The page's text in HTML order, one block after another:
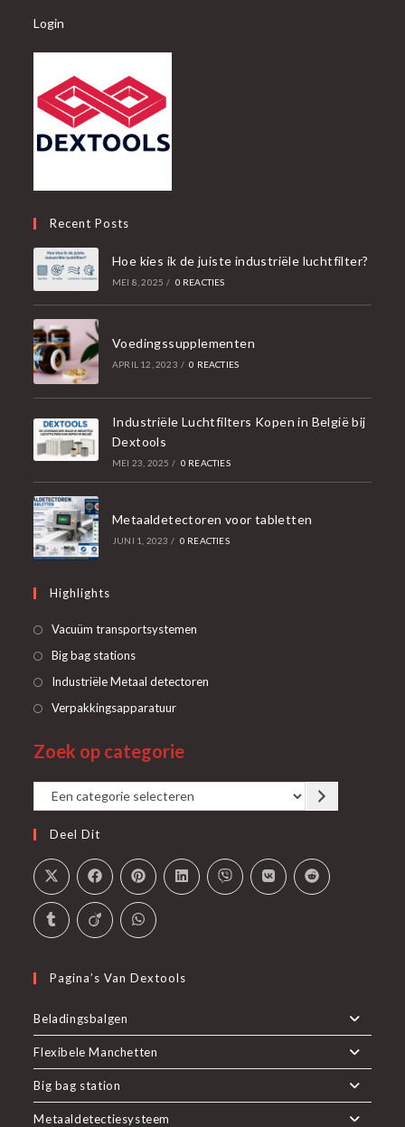
Login
Recent Posts
Hoe kies ik de juiste industriële luchtfilter?
MEI 8, 2025 / 0 REACTIES
Voedingssupplementen
APRIL 12, 2023 / 0 REACTIES
Industriële Luchtfilters Kopen in België bij
Dextools
MEI 23, 2025 / 0 REACTIES
Metaaldetectoren voor tabletten
JUNI 1, 2023 / 0 REACTIES
Highlights
Vacuüm transportsystemen
Big bag stationsOpent
in
Industriële Metaal detectoren
VerpakkingsapparatuurOpent
een
tab
Zoek op categorie
Een
categorie
selecteren
Deel Dit
Pagina’s Van Dextools
Beladingsbalgen
Flexibele Manchetten
Big bag station
Metaaldetectiesysteem